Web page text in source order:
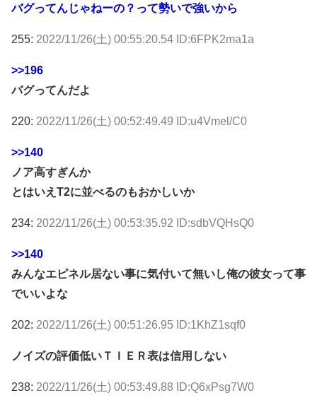
バグってんじゃねーの？って勢いで強いから
255: 2022/11/26(土) 00:55:20.54 ID:6FPK2ma1a
>>196
バグってんだよ
220: 2022/11/26(土) 00:52:49.49 ID:u4Vmel/C0
>>140
ノア高すぎんか
とはいえT2に並べるのもおかしいか
234: 2022/11/26(土) 00:53:35.92 ID:sdbVQHsQ0
>>140
みんなエピネル居ない事に気付いて無いし俺の彼女って事
でいいよな
202: 2022/11/26(土) 00:51:26.95 ID:1KhZ1sqf0
ノイズの評価低いＴＩＥＲ表は信用しない
238: 2022/11/26(土) 00:53:49.88 ID:Q6xPsg7W0